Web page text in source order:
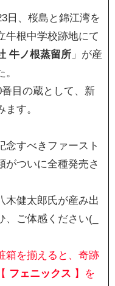
日、桜島と錦江湾を
牛根中学校跡地にて
牛ノ根蒸留所 」が産
目の蔵として、新
す。
念すべきファースト
がついに全種発売さ
木健太郎氏が産み出
、ご体感ください(_
箱を揃えると、奇跡
フェニックス 】を